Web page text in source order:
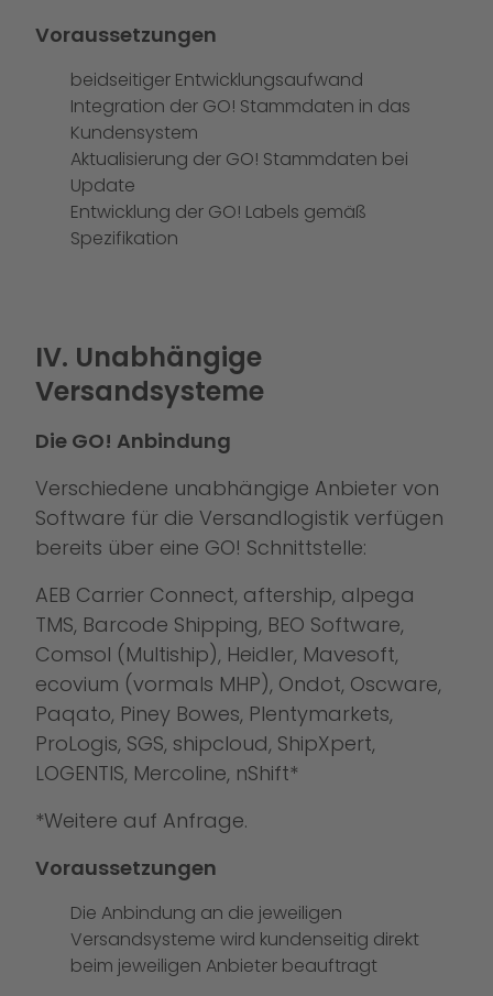
Voraussetzungen
beidseitiger Entwicklungsaufwand
Integration der GO! Stammdaten in das
Kundensystem
Aktualisierung der GO! Stammdaten bei
Update
Entwicklung der GO! Labels gemäß
Spezifikation
IV. Unabhängige
Versandsysteme
Die GO! Anbindung
Verschiedene unabhängige Anbieter von
Software für die Versandlogistik verfügen
bereits über eine GO! Schnittstelle:
AEB Carrier Connect, aftership, alpega
TMS, Barcode Shipping, BEO Software,
Comsol (Multiship), Heidler, Mavesoft,
ecovium (vormals MHP), Ondot, Oscware,
Paqato, Piney Bowes, Plentymarkets,
ProLogis, SGS, shipcloud, ShipXpert,
LOGENTIS, Mercoline, nShift*
*Weitere auf Anfrage.
Voraussetzungen
Die Anbindung an die jeweiligen
Versandsysteme wird kundenseitig direkt
beim jeweiligen Anbieter beauftragt